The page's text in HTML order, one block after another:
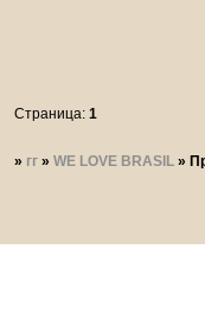
Страница:1
» гг »WE LOVE BRASIL »